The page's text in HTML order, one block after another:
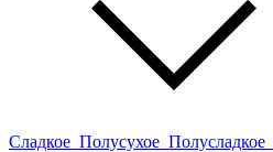
Сладкое Полусухое Полусладкое